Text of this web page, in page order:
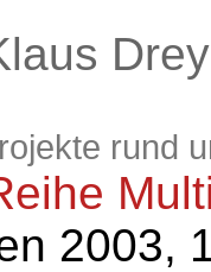
rund
2003,